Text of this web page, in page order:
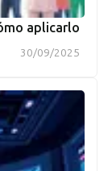
aplicarlo
30/09/2025